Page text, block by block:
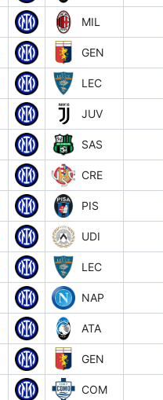
MIL
GEN
LEC
JUV
SAS
CRE
PIS
UDI
LEC
NAP
ATA
GEN
COM